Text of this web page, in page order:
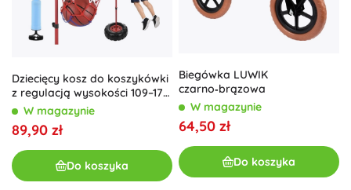
Dziecięcy kosz do koszykówki
z regulacją wysokości 109–170
cm ISO TRADE
W magazynie
89,90 zł
Do koszyka
Biegówka LUWIK
czarno‑brązowa
W magazynie
64,50 zł
Do koszyka